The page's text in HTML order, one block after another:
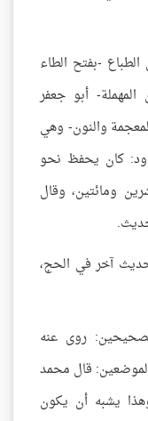
-بفتح الطاء
المهملة- أبو جعفر
والنون- وهي
كان يحفظ نحو
ومائتين، وقال
آخر في الحج،
روى عنه
قال محمد
يشبه أن يكون